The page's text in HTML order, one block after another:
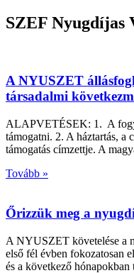
SZEF Nyugdíjas
A NYUSZET
társadalmi
ALAPVETÉSEK: 1. A
támogatni. 2. A háztartás, a
támogatás címzettje. A
Tovább »
Őrizzük meg a
A NYUSZET követelése a
első fél évben fokozatosan
és a következő